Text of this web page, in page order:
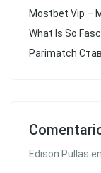
Mostbet Vip –
What Is So
Parimatch
Edison Pullas en